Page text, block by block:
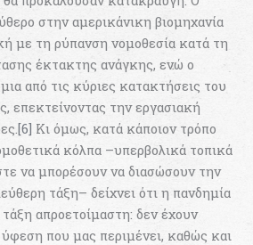
στην αμερικάνικη βιομηχανία
με τη ρύπανση νομοθεσία κατά τη
έκτακτης ανάγκης, ενώ ο
από τις κύριες κατακτήσεις του
επεκτείνοντας την εργασιακή
[6] Κι όμως, κατά κάποιον τρόπο
κόλπα –υπερβολικά τοπικά
να μπορέσουν να διασώσουν την
τάξη– δείχνει ότι η πανδημία
απροετοίμαστη: δεν έχουν
που μας περιμένει, καθώς και